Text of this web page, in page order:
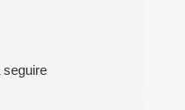
seguire